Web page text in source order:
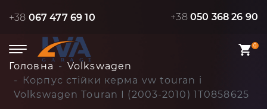
+38 067 477 69 10 +38 050 368 26 90
0
Головна
Volkswagen
Корпус стійки керма vw touran i
Volkswagen Touran I (2003-2010) 1T0858625